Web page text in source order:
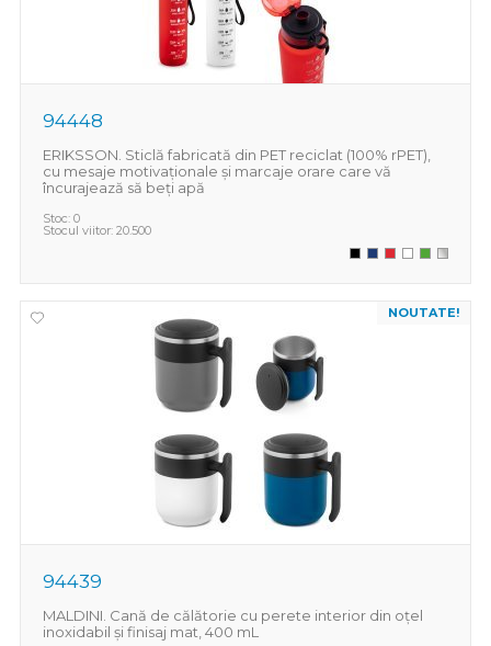
94448
ERIKSSON. Sticlă fabricată din PET reciclat (100% rPET),
cu mesaje motivaționale și marcaje orare care vă
încurajează să beți apă
Stoc: 0
Stocul viitor: 20.500
NOUTATE!
94439
MALDINI. Cană de călătorie cu perete interior din oțel
inoxidabil și finisaj mat, 400 mL